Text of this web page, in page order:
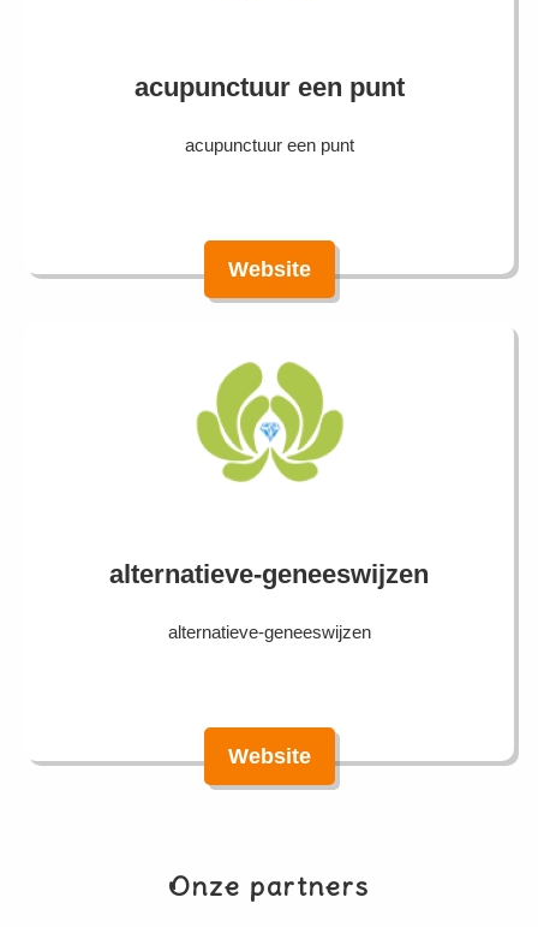
acupunctuur een punt
acupunctuur een punt
Website
alternatieve-geneeswijzen
alternatieve-geneeswijzen
Website
Onze partners